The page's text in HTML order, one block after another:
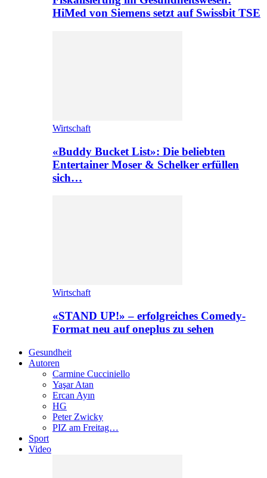
HiMed von Siemens setzt auf Swissbit TSE
Wirtschaft
«Buddy Bucket List»: Die beliebten
Entertainer Moser & Schelker erfüllen
sich…
Wirtschaft
«STAND UP!» – erfolgreiches Comedy-
Format neu auf oneplus zu sehen
Gesundheit
Autoren
Carmine Cucciniello
Yaşar Atan
Ercan Ayın
HG
Peter Zwicky
PIZ am Freitag…
Sport
Video